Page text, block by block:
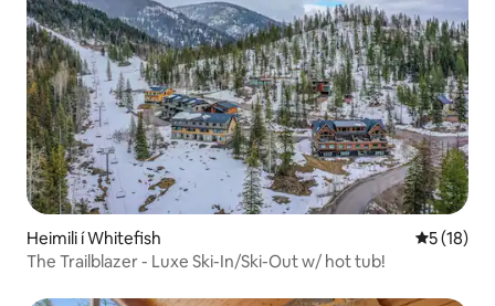
Heimili í Whitefish 5 af 5 í
5 (18)
The Trailblazer - Luxe Ski-In/Ski-Out w/ hot tub!